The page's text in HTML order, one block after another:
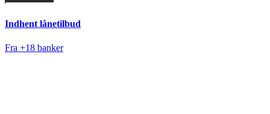
Indhent lånetilbud
Fra +18 banker